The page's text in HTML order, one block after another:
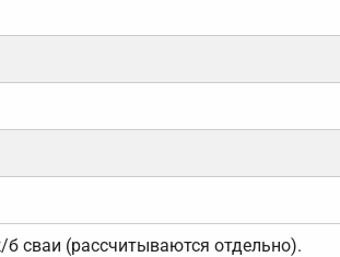
сваи (рассчитываются отдельно).